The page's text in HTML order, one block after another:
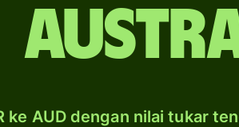
ke AUD dengan nilai tukar